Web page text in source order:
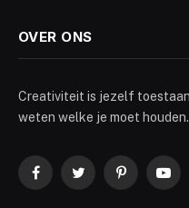
OVER ONS
Creativiteit is jezelf
weten welke je moet houden.
FacebookTwitterPinterest